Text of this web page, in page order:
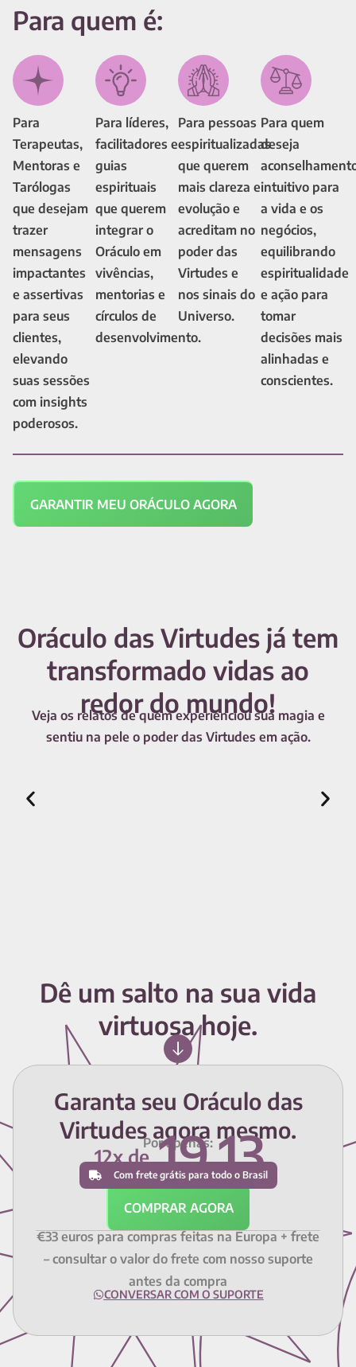
Para quem é:
Para
Terapeutas,
Mentoras e
Tarólogas
que desejam
trazer
mensagens
impactantes
e assertivas
para seus
clientes,
elevando
suas sessões
com insights
poderosos.
Para líderes,
facilitadores e
guias
espirituais
que querem
integrar o
Oráculo em
vivências,
mentorias e
círculos de
desenvolvimento.
Para pessoas
espiritualizadas
que querem
mais clareza e
evolução e
acreditam no
poder das
Virtudes e
nos sinais do
Universo.
Para quem
deseja
intuitivo para
a vida e os
negócios,
equilibrando
espiritualidade
e ação para
tomar
decisões mais
alinhadas e
conscientes.
GARANTIR MEU ORÁCULO AGORA
Oráculo das Virtudes já tem
transformado vidas ao
redor do mundo!
Veja os relatos de quem experienciou sua magia e
sentiu na pele o poder das Virtudes em ação.
Dê um salto na sua vida
virtuosa hoje.
Garanta seu Oráculo das
Virtudes agora mesmo.
Por apenas:
12x de19,13
Com frete grátis para todo o Brasil
R$188 à vista
COMPRAR AGORA
€33 euros para compras feitas na Europa + frete
– consultar o valor do frete com nosso suporte
antes da compra
CONVERSAR COM O SUPORTE